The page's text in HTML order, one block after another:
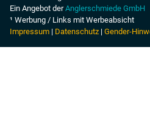
Ein Angebot derAnglerschmiede GmbH
¹ Werbung / Links mit Werbeabsicht
Impressum | Datenschutz | Gender-